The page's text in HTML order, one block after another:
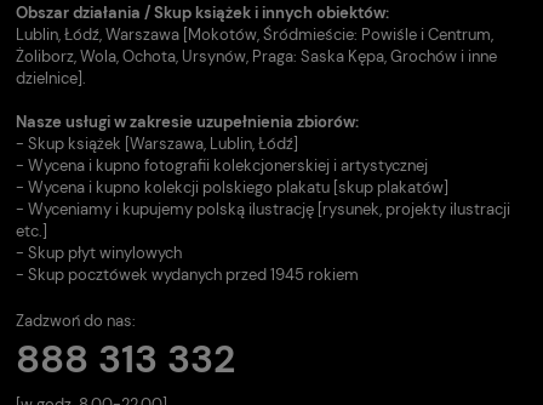
Obszar działania / Skup książek i innych obiektów:
Lublin, Łódź, Warszawa [Mokotów, Śródmieście: Powiśle i Centrum,
Żoliborz, Wola, Ochota, Ursynów, Praga: Saska Kępa, Grochów i inne
dzielnice].
Nasze usługi w zakresie uzupełnienia zbiorów:
- Skup książek [Warszawa, Lublin, Łódź]
- Wycena i kupno fotografii kolekcjonerskiej i artystycznej
- Wycena i kupno kolekcji polskiego plakatu [skup plakatów]
- Wyceniamy i kupujemy polską ilustrację [rysunek, projekty ilustracji
etc.]
- Skup płyt winylowych
- Skup pocztówek wydanych przed 1945 rokiem
Zadzwoń do nas:
888 313 332